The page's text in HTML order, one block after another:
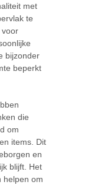
met
te
voor
bijzonder
beperkt
die
om
items. Dit
en
blijft. Het
helpen om